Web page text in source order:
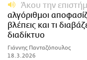
Άκου την
αλγόριθμοι
βλέπεις και τι
διαδίκτυο
Γιάννης Πανταζόπουλος
18.3.2026